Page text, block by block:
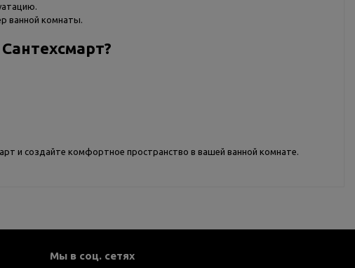
ванной комнаты.
и создайте комфортное пространство в вашей ванной комнате.
Мы в соц. сетях